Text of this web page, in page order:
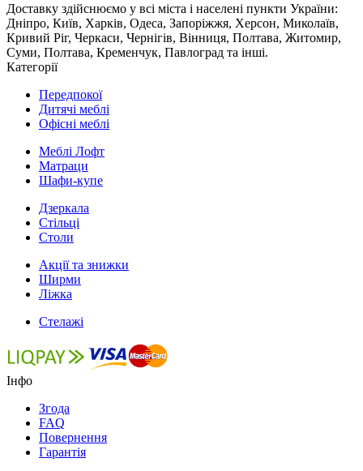
Доставку здійснюємо у всі міста і населені пункти України:
Дніпро, Київ, Харків, Одеса, Запоріжжя, Херсон, Миколаїв,
Кривий Ріг, Черкаси, Чернігів, Вінниця, Полтава, Житомир,
Суми, Полтава, Кременчук, Павлоград та інші.
Категорії
Передпокої
Дитячі меблі
Офісні меблі
Меблі Лофт
Матраци
Шафи-купе
Дзеркала
Стільці
Столи
Акції та знижки
Ширми
Ліжка
Стелажі
Інфо
Згода
FAQ
Повернення
Гарантія